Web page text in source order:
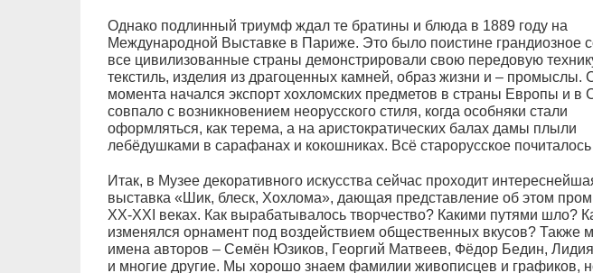
Однако подлинный триумф ждал те братины и блюда в 1889 году на
Международной Выставке в Париже. Это было поистине грандиозное
все цивилизованные страны демонстрировали свою передовую
текстиль, изделия из драгоценных камней, образ жизни и – промыслы.
момента начался экспорт хохломских предметов в страны Европы и
совпало с возникновением неорусского стиля, когда особняки стали
оформляться, как терема, а на аристократических балах дамы плыли
лебёдушками в сарафанах и кокошниках. Всё старорусское
Итак, в Музее декоративного искусства сейчас проходит
выставка «Шик, блеск, Хохлома», дающая представление об этом
XX-XXI веках. Как вырабатывалось творчество? Какими путями шло?
изменялся орнамент под воздействием общественных вкусов? Также
имена авторов – Семён Юзиков, Георгий Матвеев, Фёдор Бедин,
и многие другие. Мы хорошо знаем фамилии живописцев и графиков,